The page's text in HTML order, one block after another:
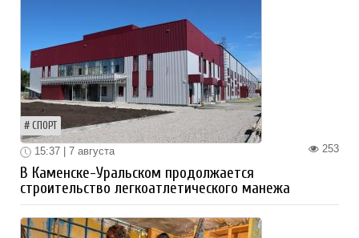
СПОРТ
253
15:37 | 7 августа
В Каменске-Уральском продолжается
строительство легкоатлетического манежа